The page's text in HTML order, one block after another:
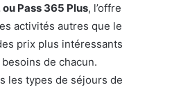
Pass 365 Plus, l’offre
activités autres que le
prix plus intéressants
de chacun.
les types de séjours de